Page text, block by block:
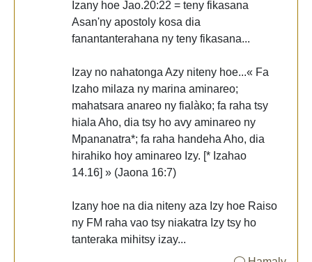
Izany hoe Jao.20:22 = teny fikasana
Asan'ny apostoly kosa dia
fanantanterahana ny teny fikasana...
Izay no nahatonga Azy niteny hoe...« Fa
Izaho milaza ny marina aminareo;
mahatsara anareo ny fialàko; fa raha tsy
hiala Aho, dia tsy ho avy aminareo ny
Mpananatra*; fa raha handeha Aho, dia
hirahiko hoy aminareo Izy. [* Izahao
14.16] » (Jaona 16:7)
Izany hoe na dia niteny aza Izy hoe Raiso
ny FM raha vao tsy niakatra Izy tsy ho
tanteraka mihitsy izay...